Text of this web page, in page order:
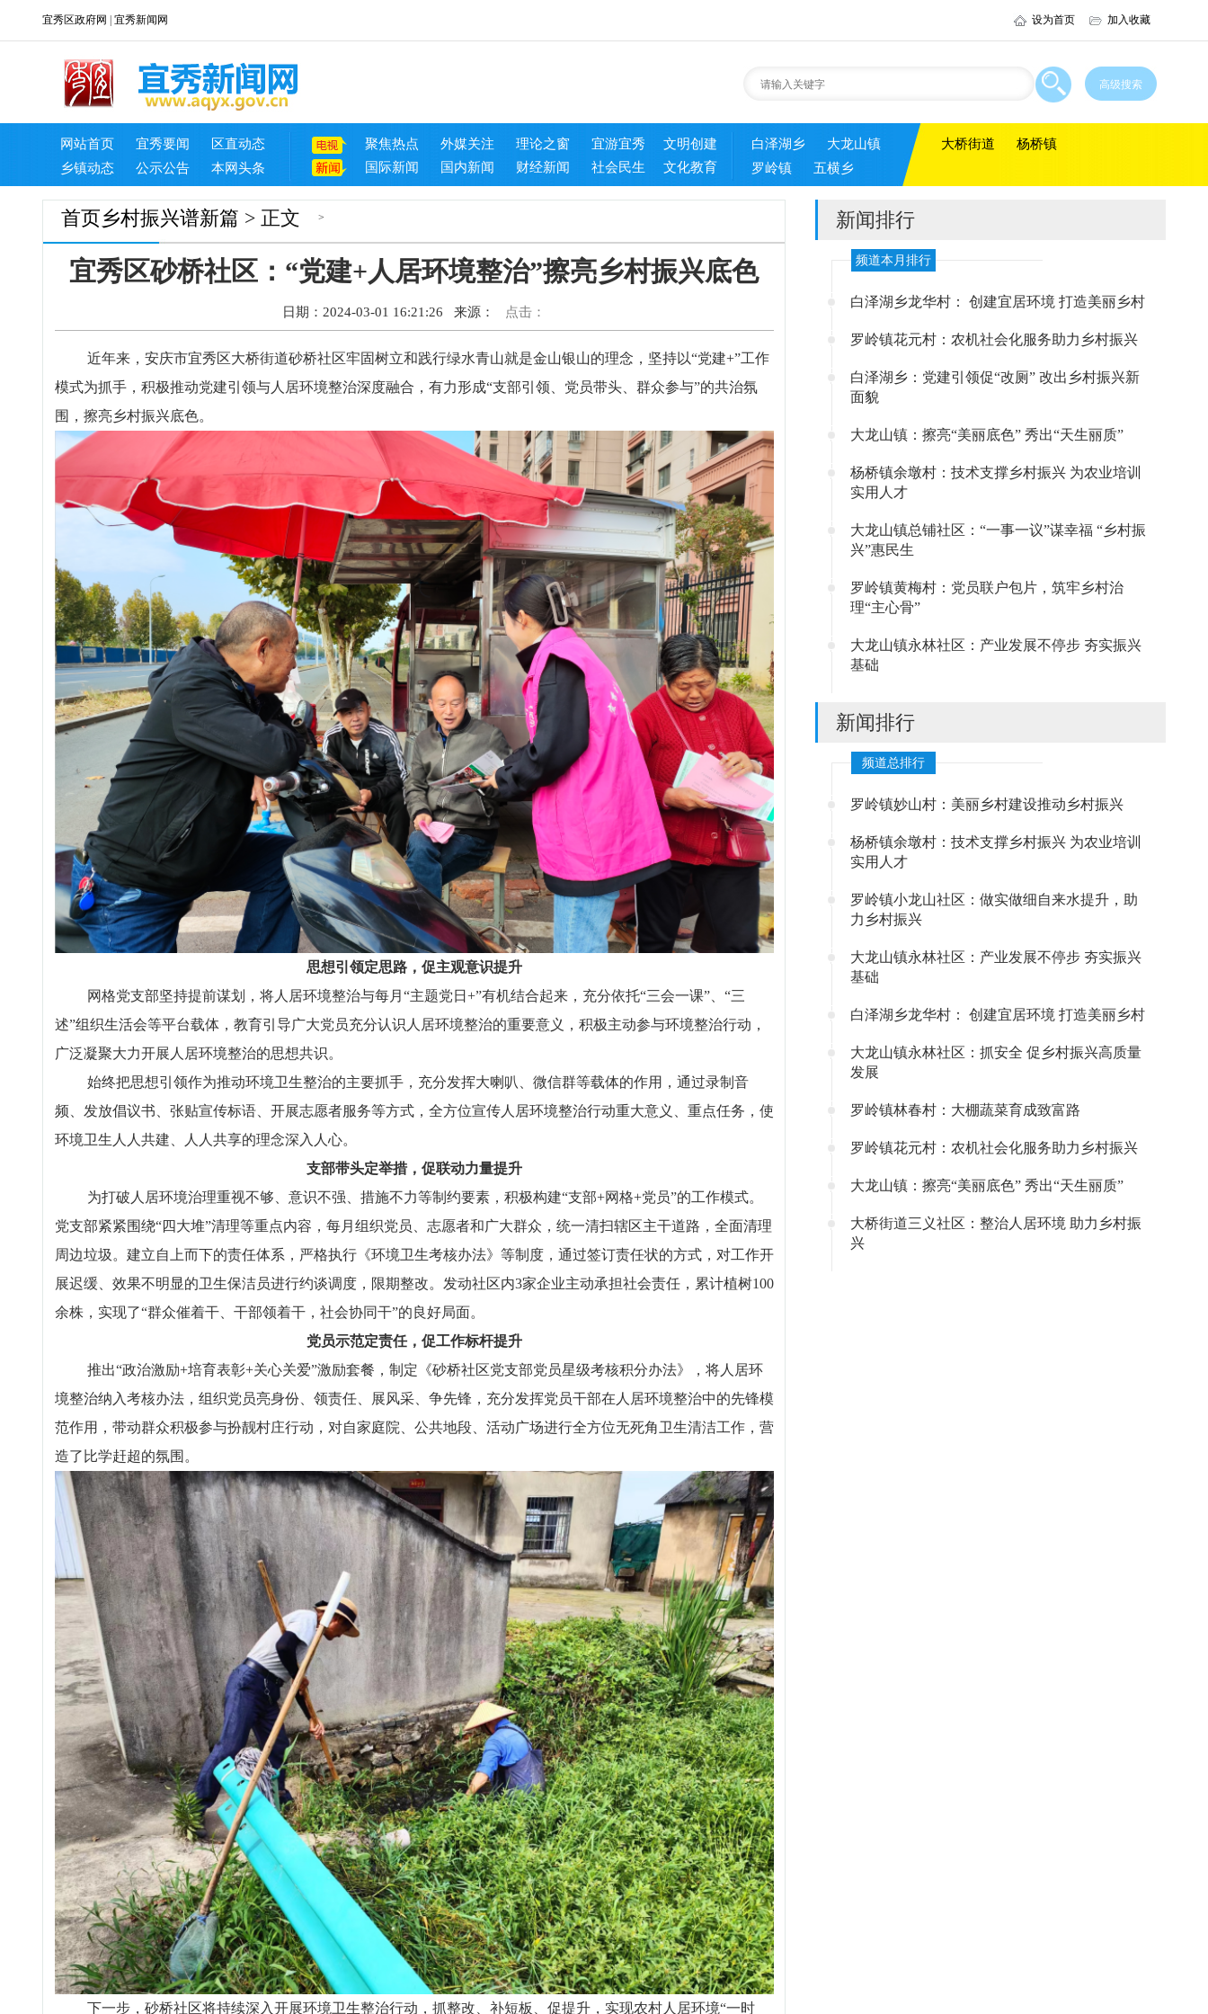
宜秀区政府网 宜秀新闻网 设为首页 加入收藏
网站首页 宜秀要闻
区直动态
乡镇动态
公示公告 本网头条
聚焦热点 外媒关注 理论之窗 宜游宜秀
文明创建
国际新闻
国内新闻 财经新闻 社会民生 文化教育
白泽湖乡
大龙山镇
罗岭镇
五横乡
大桥街道 杨桥镇
首页 >
乡村振兴谱新篇 > 正文
宜秀区砂桥社区：“党建+人居环境整治”擦亮乡村振兴底色
日期：2024-03-01 16:21:26 来源： 点击：
近年来，安庆市宜秀区大桥街道砂桥社区牢固树立和践行绿水青山就是金山银山的理念，坚持以“党建+”工作
模式为抓手，积极推动党建引领与人居环境整治深度融合，有力形成“支部引领、党员带头、群众参与”的共治氛
围，擦亮乡村振兴底色。
思想引领定思路，促主观意识提升
网格党支部坚持提前谋划，将人居环境整治与每月“主题党日+”有机结合起来，充分依托“三会一课”、“三
述”组织生活会等平台载体，教育引导广大党员充分认识人居环境整治的重要意义，积极主动参与环境整治行动，
广泛凝聚大力开展人居环境整治的思想共识。
始终把思想引领作为推动环境卫生整治的主要抓手，充分发挥大喇叭、微信群等载体的作用，通过录制音
频、发放倡议书、张贴宣传标语、开展志愿者服务等方式，全方位宣传人居环境整治行动重大意义、重点任务，使
环境卫生人人共建、人人共享的理念深入人心。
支部带头定举措，促联动力量提升
为打破人居环境治理重视不够、意识不强、措施不力等制约要素，积极构建“支部+网格+党员”的工作模式。
党支部紧紧围绕“四大堆”清理等重点内容，每月组织党员、志愿者和广大群众，统一清扫辖区主干道路，全面清理
周边垃圾。建立自上而下的责任体系，严格执行《环境卫生考核办法》等制度，通过签订责任状的方式，对工作开
展迟缓、效果不明显的卫生保洁员进行约谈调度，限期整改。发动社区内3家企业主动承担社会责任，累计植树100
余株，实现了“群众催着干、干部领着干，社会协同干”的良好局面。
党员示范定责任，促工作标杆提升
推出“政治激励+培育表彰+关心关爱”激励套餐，制定《砂桥社区党支部党员星级考核积分办法》，将人居环
境整治纳入考核办法，组织党员亮身份、领责任、展风采、争先锋，充分发挥党员干部在人居环境整治中的先锋模
范作用，带动群众积极参与扮靓村庄行动，对自家庭院、公共地段、活动广场进行全方位无死角卫生清洁工作，营
造了比学赶超的氛围。
下一步，砂桥社区将持续深入开展环境卫生整治行动，抓整改、补短板、促提升，实现农村人居环境“一时
新闻排行
频道本月排行
白泽湖乡龙华村： 创建宜居环境 打造美丽乡村
罗岭镇花元村：农机社会化服务助力乡村振兴
白泽湖乡：党建引领促“改厕” 改出乡村振兴新
面貌
大龙山镇：擦亮“美丽底色” 秀出“天生丽质”
杨桥镇余墩村：技术支撑乡村振兴 为农业培训
实用人才
大龙山镇总铺社区：“一事一议”谋幸福 “乡村振
兴”惠民生
罗岭镇黄梅村：党员联户包片，筑牢乡村治
理“主心骨”
大龙山镇永林社区：产业发展不停步 夯实振兴
基础
新闻排行
频道总排行
罗岭镇妙山村：美丽乡村建设推动乡村振兴
杨桥镇余墩村：技术支撑乡村振兴 为农业培训
实用人才
罗岭镇小龙山社区：做实做细自来水提升，助
力乡村振兴
大龙山镇永林社区：产业发展不停步 夯实振兴
基础
白泽湖乡龙华村： 创建宜居环境 打造美丽乡村
大龙山镇永林社区：抓安全 促乡村振兴高质量
发展
罗岭镇林春村：大棚蔬菜育成致富路
罗岭镇花元村：农机社会化服务助力乡村振兴
大龙山镇：擦亮“美丽底色” 秀出“天生丽质”
大桥街道三义社区：整治人居环境 助力乡村振
兴